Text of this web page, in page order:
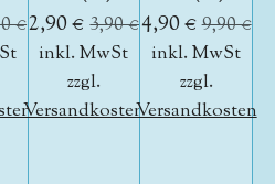
€2,90 € 3,90 €
inkl. MwSt
zzgl.
Versandkosten
4,90 €9,90 €
inkl. MwSt
zzgl.
Versandkosten